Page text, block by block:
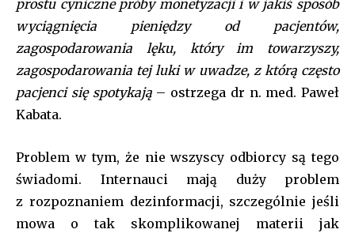
Join our community of
SUBSCRIBERS and be part of the
conversation.
or click the subscribe button below. Don't worry, we respect
your privacy and won't spam your inbox. Your information is
[tds_leads input_placeholder=”Your email address”
prostu cyniczne próby monetyzacji i w jakiś sposób
wyciągnięcia pieniędzy od pacjentów,
zagospodarowania lęku, który im towarzyszy,
zagospodarowania tej luki w uwadze, z którą często
pacjenci się spotykają– ostrzega dr n. med. Paweł
Kabata.
Problem w tym, że nie wszyscy odbiorcy są tego
świadomi. Internauci mają duży problem
z rozpoznaniem dezinformacji, szczególnie jeśli
mowa o tak skomplikowanej materii jak